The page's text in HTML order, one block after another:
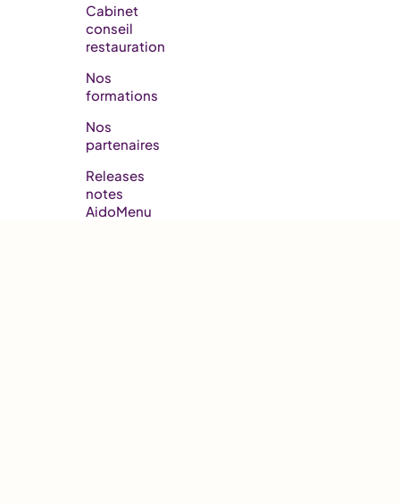
Cabinet
conseil
restauration
Nos
formations
Nos
partenaires
Releases
notes
AidoMenu